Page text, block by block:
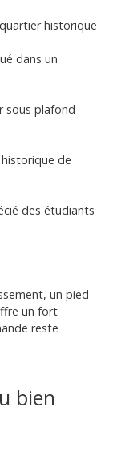
historique
dans un
sous plafond
de
des étudiants
un pied-
un fort
reste
bien